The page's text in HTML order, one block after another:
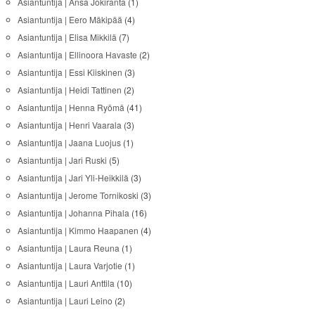
Asiantuntija | Eero Mäkipää (4)
Asiantuntija | Elisa Mikkilä (7)
Asiantuntija | Ellinoora Havaste (2)
Asiantuntija | Essi Kiiskinen (3)
Asiantuntija | Heidi Tattinen (2)
Asiantuntija | Henna Ryömä (41)
Asiantuntija | Henri Vaarala (3)
Asiantuntija | Jaana Luojus(1)
Asiantuntija | Jari Ruski (5)
Asiantuntija | Jari Yli-Heikkilä (3)
Asiantuntija | Jerome Tornikoski (3)
Asiantuntija | Johanna Pihala (16)
Asiantuntija | Kimmo Haapanen (4)
Asiantuntija | Laura Reuna (1)
Asiantuntija | Laura Varjotie (1)
Asiantuntija | Lauri Anttila (10)
Asiantuntija | Lauri Leino (2)